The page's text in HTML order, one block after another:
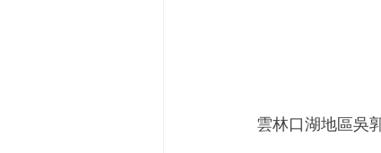
雲林口湖地區吳